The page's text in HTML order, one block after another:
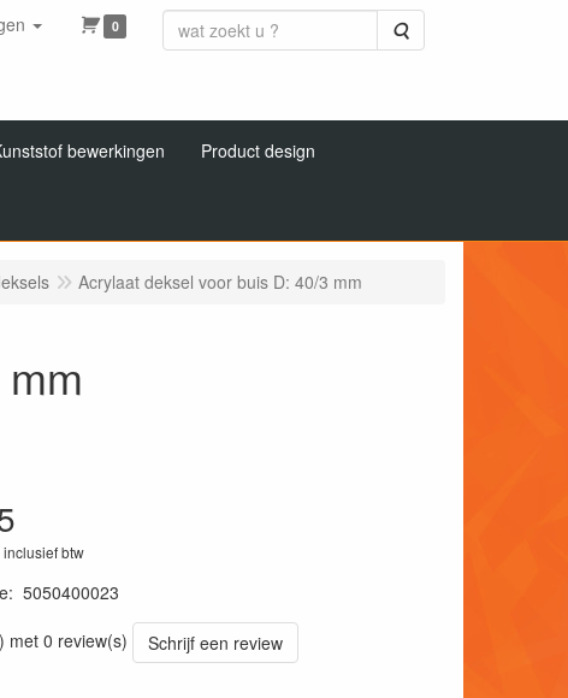
0 Zoeken
bewerkingen Product design
Acrylaat deksel voor buis D: 40/3 mm
btw
: 5050400023
met 0 review(s)
Schrijf een review